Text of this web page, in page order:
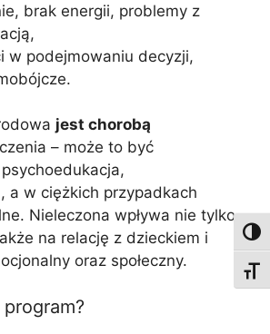
brak energii, problemy z
w podejmowaniu decyzji,
jest chorobą
– może to być
a w ciężkich przypadkach
Nieleczona wpływa nie tylko
na relację z dzieckiem i
oraz społeczny.